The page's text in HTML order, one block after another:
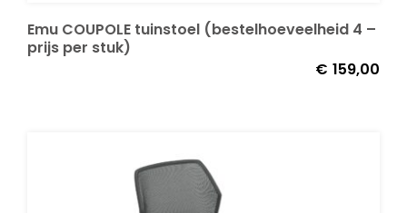
Emu COUPOLE tuinstoel (bestelhoeveelheid 4 –
prijs per stuk)
€ 159,00